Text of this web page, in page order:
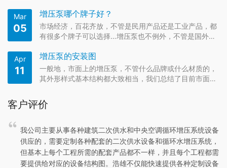
体，场地海拔不高于
Mar
05
增压泵哪个牌子好？
市场经济，百花齐放，不管是民用产品还是工业产品，都
有很多个牌子可以选择…增压泵也不例外，不管是国外还
对与没有行业
Apr
11
增压泵的安装图
一般地，市面上的增压泵，不管什么品牌或什么材质的，
其外形样式基本结构都大致相当，我们总结了目前市面上
式结构 图1，
客户评价
我公司主要从事各种建筑二次供水和中央空调循环增压系统设备
供应的，需要定制各种配套的二次供水设备和循环水增压系统，
但基本上每个工程所需的配套产品都不一样，并且每个工程都需
要提供给对应的设备结构图。浩雄不仅能快速提供各种定制设备